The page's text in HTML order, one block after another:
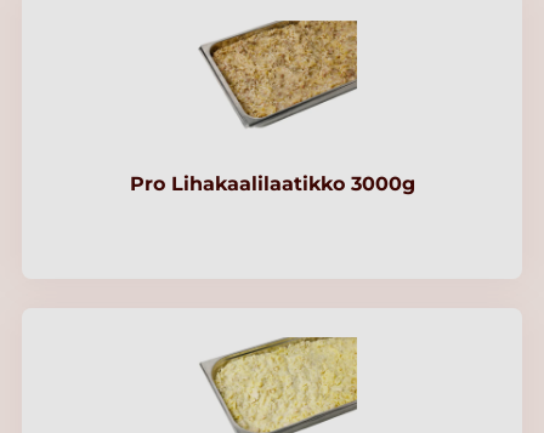
Pro Lihakaalilaatikko 3000g